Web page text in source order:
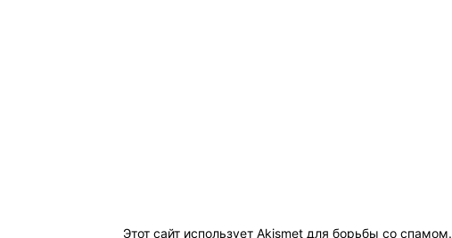
Этот сайт использует Akismet для борьбы со спамом.